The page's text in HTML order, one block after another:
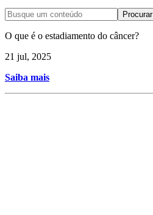
Procurar
O que é o estadiamento do câncer?
21 jul, 2025
Saiba mais